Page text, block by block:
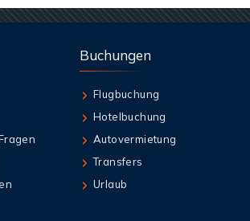
Buchungen
Flugbuchung
Hotelbuchung
Autovermietung
Transfers
Urlaub